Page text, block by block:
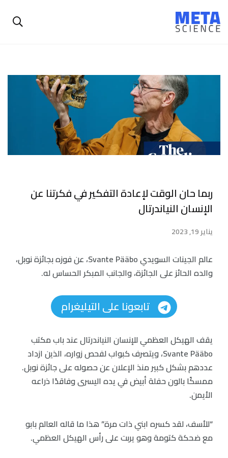
ربما حان الوقت لإعادة التفكير في فكرتنا عن
الإنسان النياندرتال
يناير 19, 2023
عالم الجينات السويدي Svante Pääbo، عن فوزه بجائزة نوبل،
والده الحائز على الجائزة، والجانب المبكر الحساس له.
تابعونا على التيليغرام
يقف الهيكل العظمي للإنسان النياندرتال عند باب مكتب
Svante Pääbo، ويتصرف كبواب لفحص زواره، الذين ازداد
عددهم بشكل كبير منذ الإعلان عن حصوله على جائزة نوبل.
ممسكًا بالون حفلة أبيض في يده اليسرى وفاقدًا ذراعه
الأيمن.
“للأسف، لقد كسره ابني ذات مرة” هذا ما قاله العالم بابو
مع ضحكة كتومة وهو يربت على رأس الهيكل العظمي.